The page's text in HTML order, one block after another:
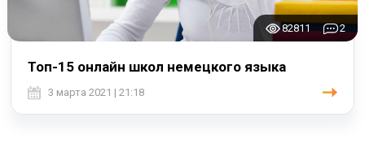
82811 2
Топ-15 онлайн школ немецкого языка
3 марта 2021 | 21:18